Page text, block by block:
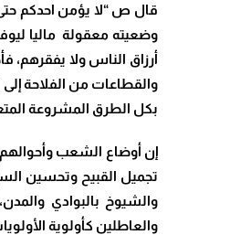
قال ص “لا يؤمن احدكم
وضعيته معقولة ماليا
أرزاق الناس ولا يفقرهم،
والقطاعات من الفلاحة
بكل الطرق المشروعة
إن أوضاع الشعب
تجميل القبيح وتحسين
والشيوخ بالبوادي
والعاطلين كأولوية